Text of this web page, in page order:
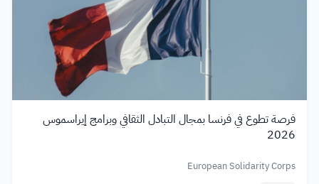
فرصة تطوع في فرنسا بمجال التبادل الثقافي وبرامج إيراسموس
2026
European Solidarity Corps